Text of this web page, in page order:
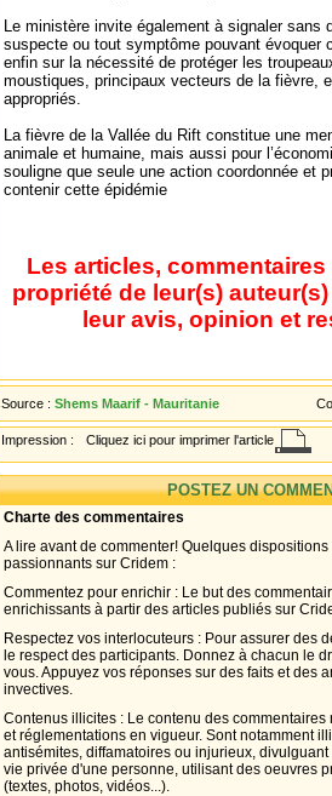
Le ministère invite également à signaler sans
suspecte ou tout symptôme pouvant évoquer
enfin sur la nécessité de protéger les
moustiques, principaux vecteurs de la fièvre,
appropriés.
La fièvre de la Vallée du Rift constitue une
animale et humaine, mais aussi pour
souligne que seule une action coordonnée et
contenir cette épidémie
Les articles,
propriété de leur(s)
leur avis, opinion et
Source : Shems Maarif - Mauritanie
Impression : Cliquez ici pour imprimer l'article
POSTEZ UN
Charte des commentaires
A lire avant de commenter! Quelques
passionnants sur Cridem :
Commentez pour enrichir : Le but des
enrichissants à partir des articles publiés sur
Respectez vos interlocuteurs : Pour assurer des
le respect des participants. Donnez à chacun le
vous. Appuyez vos réponses sur des faits et des
invectives.
Contenus illicites : Le contenu des
et réglementations en vigueur. Sont notamment
antisémites, diffamatoires ou injurieux,
vie privée d'une personne, utilisant des oeuvres
(textes, photos, vidéos...).